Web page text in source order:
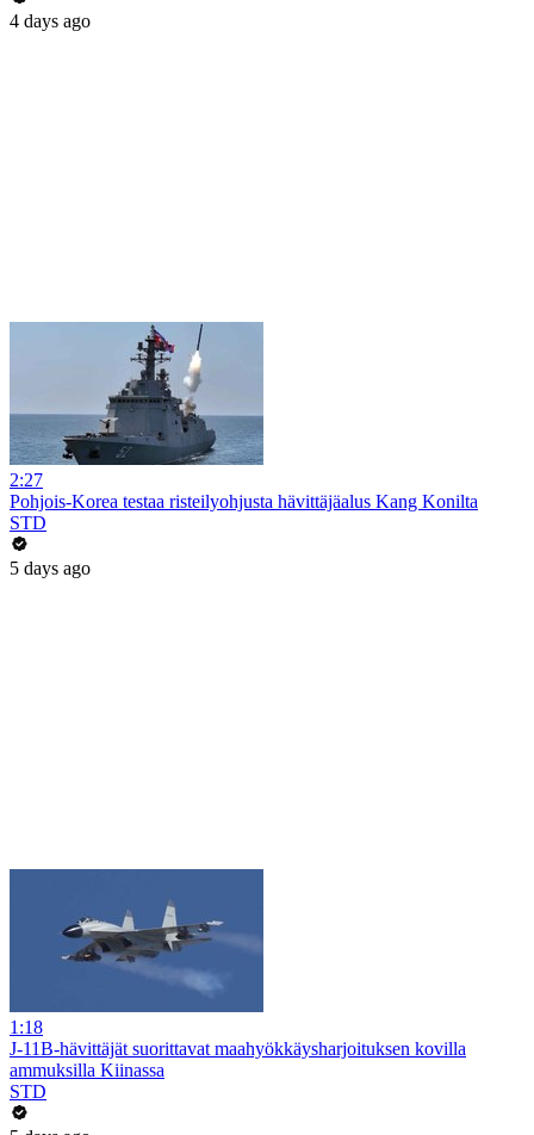
4 days ago
2:27
Pohjois-Korea testaa risteilyohjusta hävittäjäalus Kang Konilta
STD
5 days ago
1:18
J-11B-hävittäjät suorittavat maahyökkäysharjoituksen kovilla
ammuksilla Kiinassa
STD